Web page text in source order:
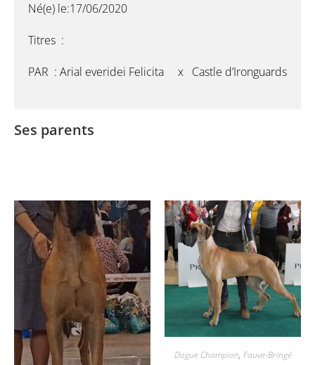
Né(e) le:17/06/2020
Titres :
PAR : Arial everidei Felicita x Castle d’Ironguards
Ses parents
Dogue Champion, Fauve-Bringé